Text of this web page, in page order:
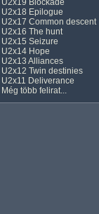
U2x19 Blockade
U2x18 Epilogue
U2x17 Common descent
U2x16 The hunt
U2x15 Seizure
U2x14 Hope
U2x13 Alliances
U2x12 Twin destinies
U2x11 Deliverance
Még több felirat...